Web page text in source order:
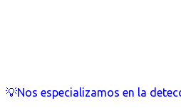
💡Nos especializamos en la